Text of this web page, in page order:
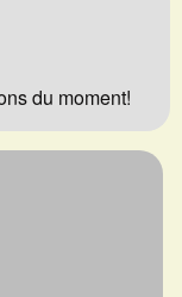
du moment!